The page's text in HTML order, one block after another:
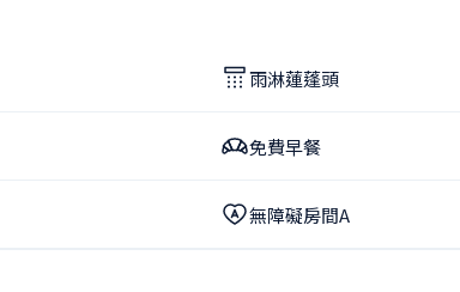
雨淋蓮蓬頭
免費早餐
無障礙房間A